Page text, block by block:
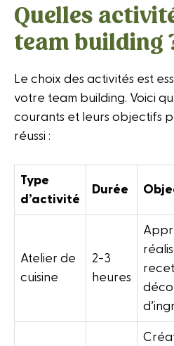
Quelles
team building
Le choix des activités est
votre team building. Voici
courants et leurs objectifs
réussi :
Type
d’activité
Durée
Atelier de
cuisine
2-3
heures